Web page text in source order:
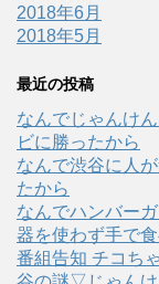
2018年6月
2018年5月
最近の投稿
なんでじゃんけ
ビに勝ったから
なんで渋谷に人
たから
なんでハンバー
器を使わず手で
番組告知 チコち